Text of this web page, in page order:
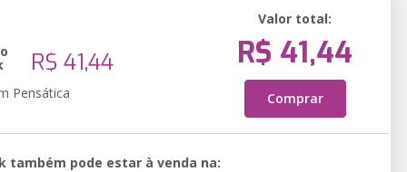
R$ 41,44
Pensática
Valor total:
R$ 41,44
Comprar
também pode estar à venda na: